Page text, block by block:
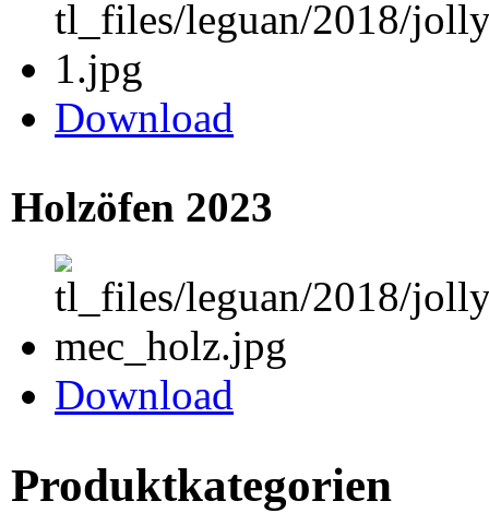
Download
Holzöfen 2023
Download
Produktkategorien